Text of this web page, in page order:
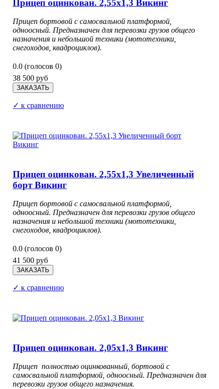
Прицеп оцинкован. 2,55х1,3 Викинг
Прицеп бортовой с самосвальной платформой,
одноосный. Предназначен для перевозки грузов общего
назначения и небольшой техники (мототехники,
снегоходов, квадроциклов).
0.0 (голосов 0)
38 500 руб
✓ к сравнению
Прицеп оцинкован. 2,55х1,3 Увеличенный
борт Викинг
Прицеп бортовой с самосвальной платформой,
одноосный. Предназначен для перевозки грузов общего
назначения и небольшой техники (мототехники,
снегоходов, квадроциклов).
0.0 (голосов 0)
41 500 руб
✓ к сравнению
Прицеп оцинкован. 2,05х1,3 Викинг
Прицеп полностью оцинкованный, бортовой с
самосвальной платформой, одноосный. Предназначен для
перевозки грузов общего назначения.